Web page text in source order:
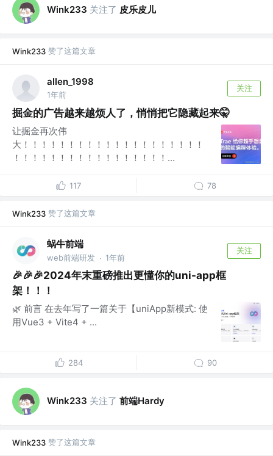
Wink233 关注了 皮乐皮儿
Wink233 赞了这篇文章
allen_1998
1年前
关注
掘金的广告越来越烦人了，悄悄把它隐藏起来🤫
让掘金再次伟
大！！！！！！！！！！！！！！！！！！！！
！！！！！！！！！！！！！！！！！...
117 78
Wink233 赞了这篇文章
蜗牛前端
web前端研发 · 1年前
关注
🎉🎉🎉2024年末重磅推出更懂你的uni-app框
架！！！
🌿 前言 在去年写了一篇关于【uniApp新模式: 使
用Vue3 + Vite4 + ...
284 90
Wink233 关注了 前端Hardy
Wink233 赞了这篇文章